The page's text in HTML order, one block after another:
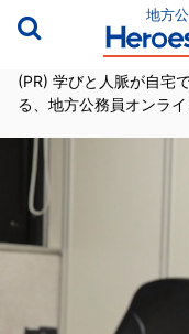
地方
(PR) 学びと人脈が自宅
る、地方公務員オンラ